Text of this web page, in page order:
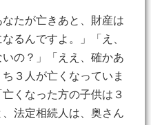
たが亡きあと、財産は
るんですよ。」「え、
の？」「ええ、確かあ
３人が亡くなっていま
くなった方の子供は３
法定相続人は、奥さん